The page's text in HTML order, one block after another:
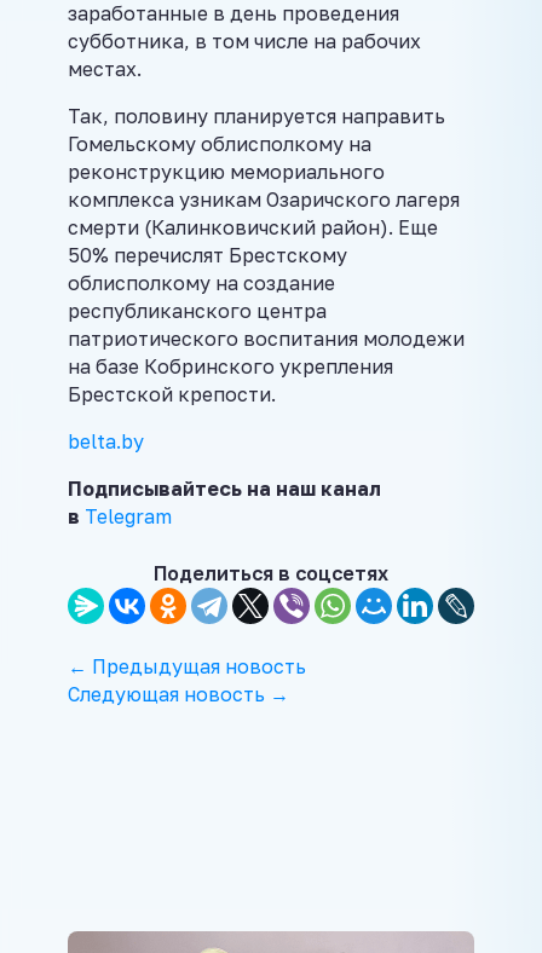
заработанные в день проведения
субботника, в том числе на рабочих
местах.
Так, половину планируется направить
Гомельскому облисполкому на
реконструкцию мемориального
комплекса узникам Озаричского лагеря
смерти (Калинковичский район). Еще
50% перечислят Брестскому
облисполкому на создание
республиканского центра
патриотического воспитания молодежи
на базе Кобринского укрепления
Брестской крепости.
belta.by
Подписывайтесь на наш канал
в Telegram
Поделиться в соцсетях
← Предыдущая новость
Следующая новость →